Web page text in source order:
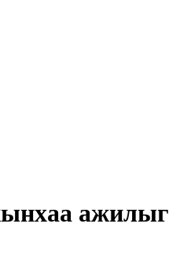
ажилыг